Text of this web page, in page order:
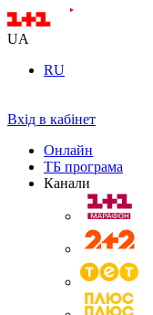
UA
RU
Вхід в кабінет
Онлайн
ТБ програма
Канали